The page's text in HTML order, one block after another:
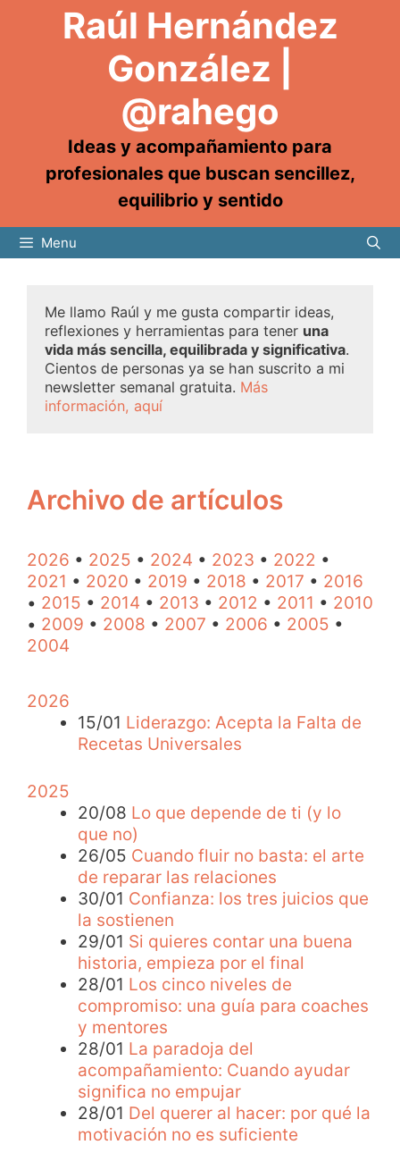
Raúl Hernández
González |
@rahego
Ideas y acompañamiento para
profesionales que buscan sencillez,
equilibrio y sentido
Menu
Me llamo Raúl y me gusta compartir ideas,
reflexiones y herramientas para tener una
vida más sencilla, equilibrada y significativa.
Cientos de personas ya se han suscrito a mi
newsletter semanal gratuita. Más
información, aquí
Archivo de artículos
2026 • 2025 • 2024 • 2023 • 2022 •
2021 • 2020 • 2019 • 2018 • 2017 • 2016
• 2015 • 2014 • 2013 • 2012 • 2011 • 2010
• 2009 • 2008 • 2007 • 2006 • 2005 •
2004
2026
15/01 Liderazgo: Acepta la Falta de
Recetas Universales
2025
20/08 Lo que depende de ti (y lo
que no)
26/05 Cuando fluir no basta: el arte
de reparar las relaciones
30/01 Confianza: los tres juicios que
la sostienen
29/01 Si quieres contar una buena
historia, empieza por el final
28/01 Los cinco niveles de
compromiso: una guía para coaches
y mentores
28/01 La paradoja del
acompañamiento: Cuando ayudar
significa no empujar
28/01 Del querer al hacer: por qué la
motivación no es suficiente